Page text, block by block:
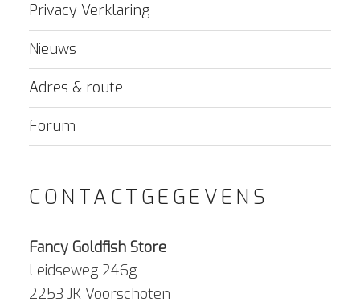
Privacy Verklaring
Nieuws
Adres & route
Forum
CONTACTGEGEVENS
Fancy Goldfish Store
Leidseweg 246g
2253 JK Voorschoten